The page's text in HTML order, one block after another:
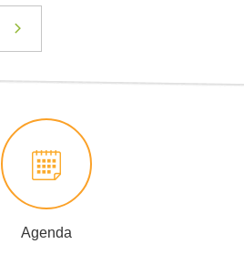
Agenda